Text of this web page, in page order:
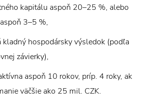
kapitálu aspoň 20–25 %, alebo
3–5 %,
kladný hospodársky výsledok (podľa
závierky),
aspoň 10 rokov, príp. 4 roky, ak
väčšie ako 25 mil. CZK.